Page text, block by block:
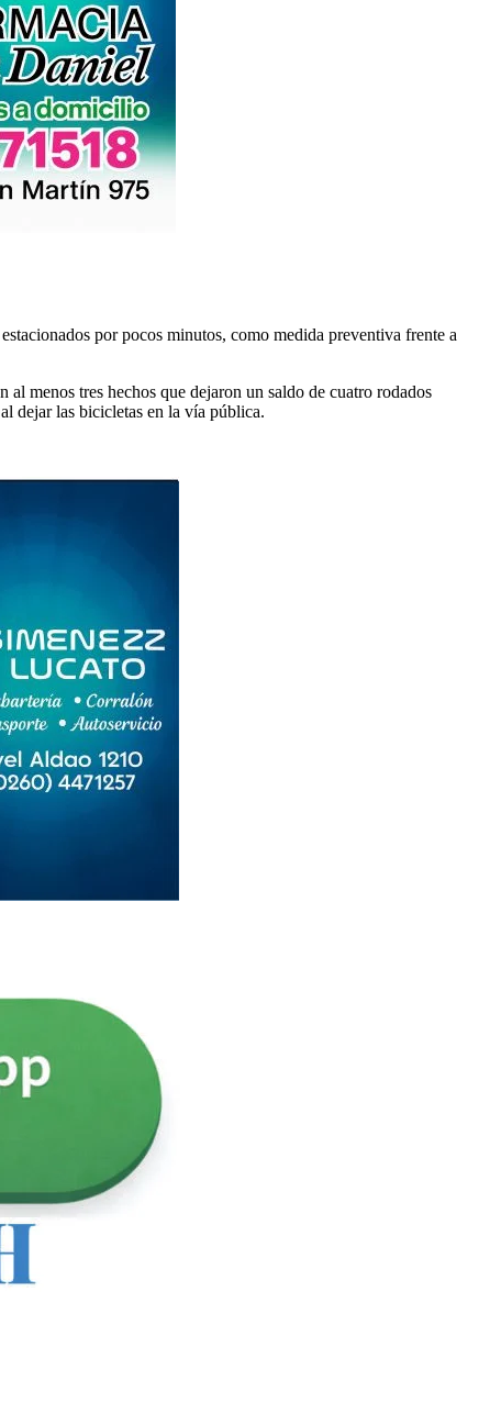
por pocos minutos, como medida preventiva frente a
al menos tres hechos que dejaron un saldo de cuatro rodados
dejar las bicicletas en la vía pública.